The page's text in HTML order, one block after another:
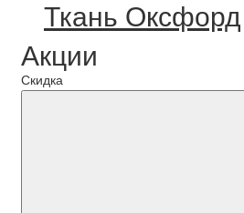
Ткань Оксфорд
Акции
Скидка